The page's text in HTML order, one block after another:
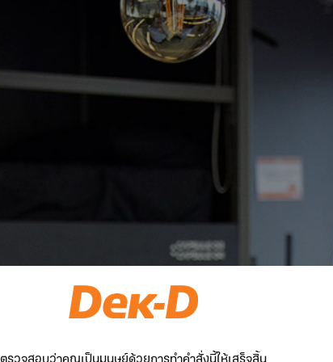
ตรวจสอบว่าคุณเป็นมนุษย์ด้วยการทำคำสั่งนี้ให้เสร็จสิ้น